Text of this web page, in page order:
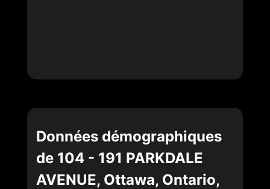
Données démographiques
de 104 - 191 PARKDALE
AVENUE, Ottawa, Ontario,